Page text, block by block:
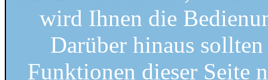
wird Ihnen die
Darüber hinaus
Funktionen dieser Seite